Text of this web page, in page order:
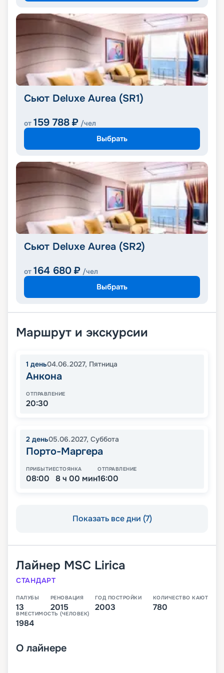
Сьют Deluxe Aurea (SR1)
от 159 788 ₽ /чел
Выбрать
Сьют Deluxe Aurea (SR2)
от 164 680 ₽ /чел
Выбрать
Маршрут и экскурсии
1 день04.06.2027, Пятница
Анкона
ОТПРАВЛЕНИЕ
20:30
2 день05.06.2027, Суббота
Порто-Маргера
ПРИБЫТИЕ
08:00
СТОЯНКА
8 ч 00 мин
ОТПРАВЛЕНИЕ
16:00
Показать все дни (7)
Лайнер MSC Lirica
СТАНДАРТ
ПАЛУБЫ
13
РЕНОВАЦИЯ
2015
ГОД ПОСТРОЙКИ
2003
КОЛИЧЕСТВО КАЮТ
780
ВМЕСТИМОСТЬ (ЧЕЛОВЕК)
1984
О лайнере